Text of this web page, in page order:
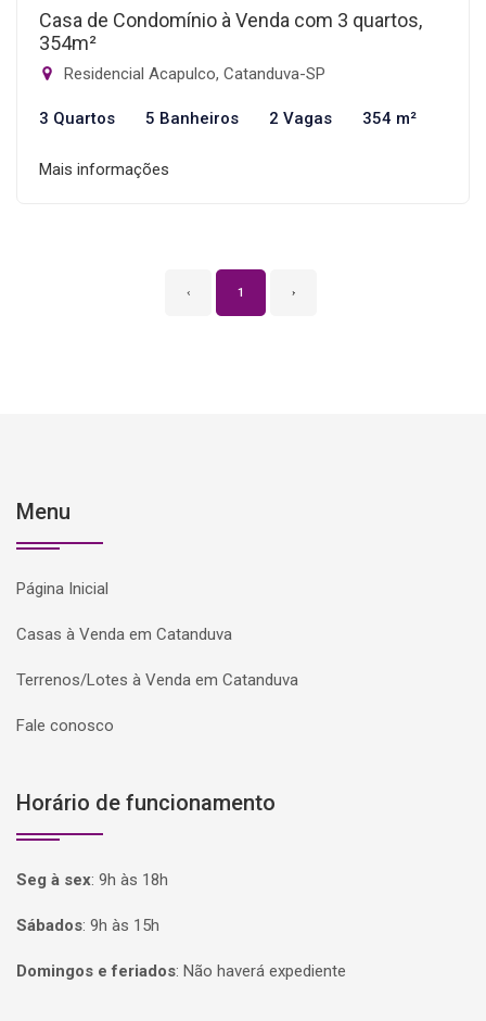
Casa de Condomínio à Venda com 3 quartos,
354m²
Residencial Acapulco, Catanduva-SP
3 Quartos 5 Banheiros 2 Vagas 354 m²
Mais informações
‹ 1 ›
Menu
Página Inicial
Casas à Venda em Catanduva
Terrenos/Lotes à Venda em Catanduva
Fale conosco
Horário de funcionamento
Seg à sex: 9h às 18h
Sábados: 9h às 15h
Domingos e feriados: Não haverá expediente